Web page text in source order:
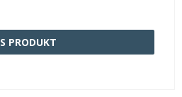
PRODUKT